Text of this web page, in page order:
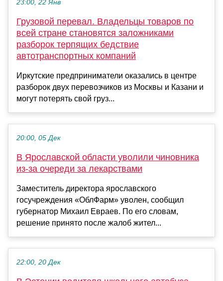
23:00, 22 Янв
Грузовой перевал. Владельцы товаров по
всей стране становятся заложниками
разборок терпящих бедствие
автотранспортных компаний
Иркутские предприниматели оказались в центре
разборок двух перевозчиков из Москвы и Казани и
могут потерять свой груз...
20:00, 05 Дек
В Ярославской области уволили чиновника
из-за очереди за лекарствами
Заместитель директора ярославского
госучреждения «ОблФарм» уволен, сообщил
губернатор Михаил Евраев. По его словам,
решение принято после жалоб жител...
22:00, 20 Дек